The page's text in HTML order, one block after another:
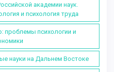
академии наук.
и психология труда
проблемы психологии и
науки на Дальнем Востоке